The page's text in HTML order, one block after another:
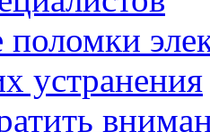
устранения